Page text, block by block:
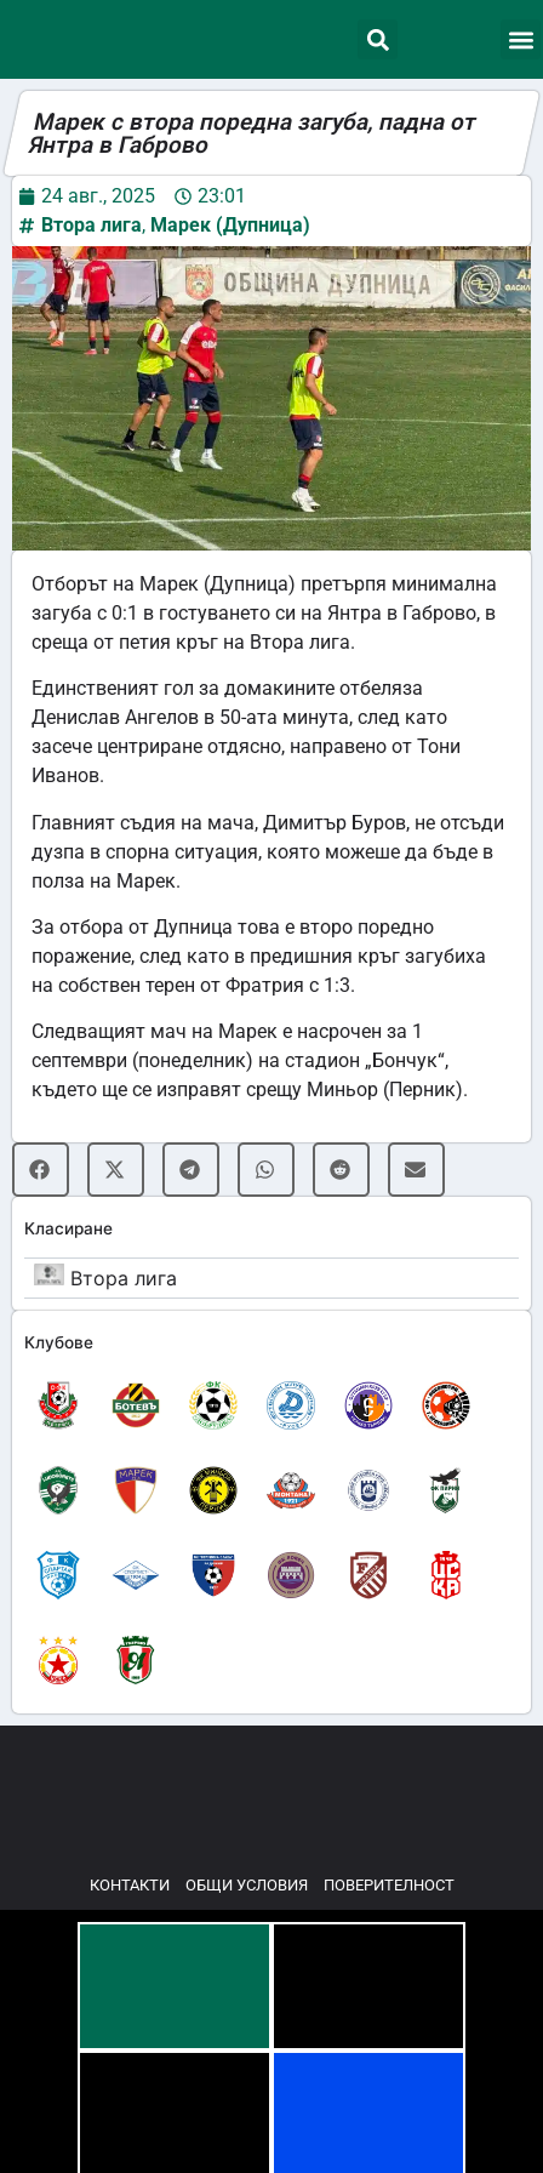
Класиране
Втора лига
Клубове
Марек с втора поредна загуба, падна от
Янтра в Габрово
24 авг., 2025
23:01
Втора лига, Марек (Дупница)
Отборът на Марек (Дупница) претърпя минимална
загуба с 0:1 в гостуването си на Янтра в Габрово, в
среща от петия кръг на Втора лига.
Единственият гол за домакините отбеляза
Денислав Ангелов в 50-ата минута, след като
засече центриране отдясно, направено от Тони
Иванов.
Главният съдия на мача, Димитър Буров, не отсъди
дузпа в спорна ситуация, която можеше да бъде в
полза на Марек.
За отбора от Дупница това е второ поредно
поражение, след като в предишния кръг загубиха
на собствен терен от Фратрия с 1:3.
Следващият мач на Марек е насрочен за 1
септември (понеделник) на стадион „Бончук“,
където ще се изправят срещу Миньор (Перник).
КОНТАКТИ ОБЩИ УСЛОВИЯ ПОВЕРИТЕЛНОСТ